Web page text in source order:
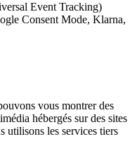
Event Tracking)
Consent Mode, Klarna,
vous montrer des
hébergés sur des sites
utilisons les services tiers